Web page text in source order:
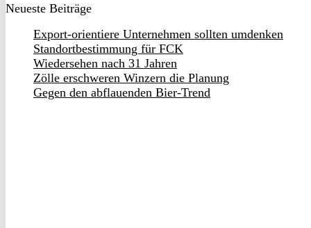
Neueste Beiträge
Export-orientiere Unternehmen sollten umdenken
Standortbestimmung für FCK
Wiedersehen nach 31 Jahren
Zölle erschweren Winzern die Planung
Gegen den abflauenden Bier-Trend